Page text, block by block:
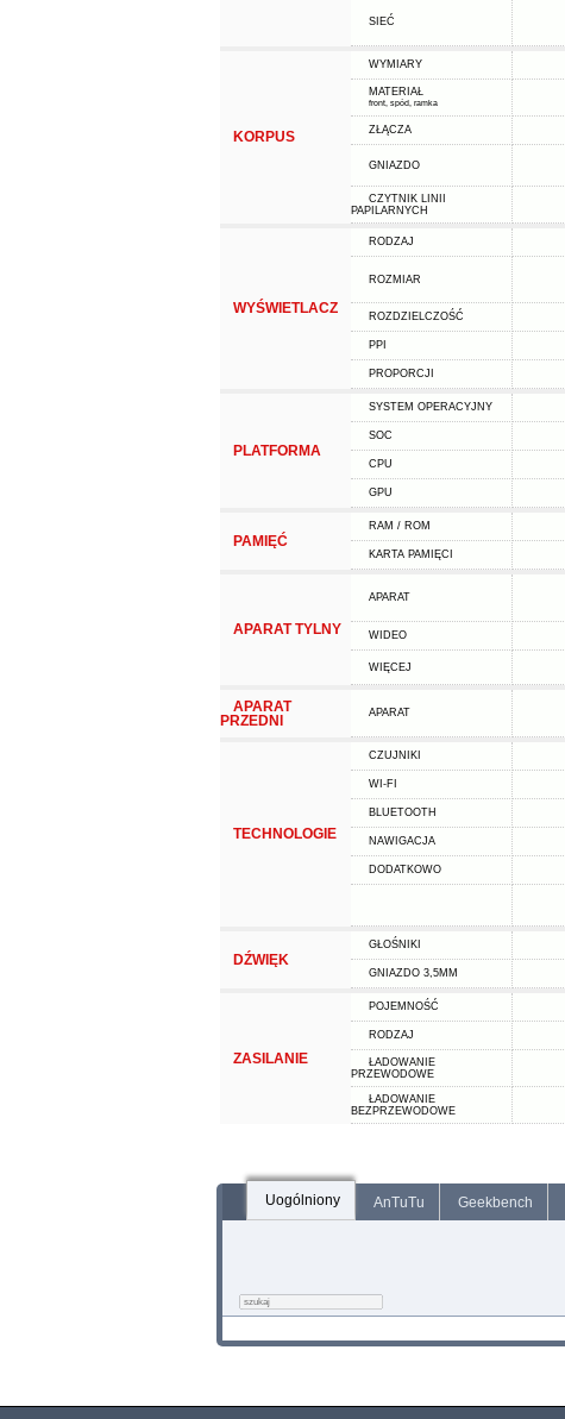
SIEĆ
KORPUS
WYMIARY
MATERIAŁ
front, spód, ramka
ZŁĄCZA
GNIAZDO
CZYTNIK LINII
PAPILARNYCH
WYŚWIETLACZ
RODZAJ
ROZMIAR
ROZDZIELCZOŚĆ
PPI
PROPORCJI
PLATFORMA
SYSTEM OPERACYJNY
SOC
CPU
GPU
PAMIĘĆ
RAM / ROM
KARTA PAMIĘCI
APARAT TYLNY
APARAT
WIDEO
WIĘCEJ
APARAT
PRZEDNI
APARAT
TECHNOLOGIE
CZUJNIKI
WI-FI
BLUETOOTH
NAWIGACJA
DODATKOWO
DŹWIĘK
GŁOŚNIKI
GNIAZDO 3,5MM
ZASILANIE
POJEMNOŚĆ
RODZAJ
ŁADOWANIE
PRZEWODOWE
ŁADOWANIE
BEZPRZEWODOWE
Uogólniony AnTuTu Geekbench